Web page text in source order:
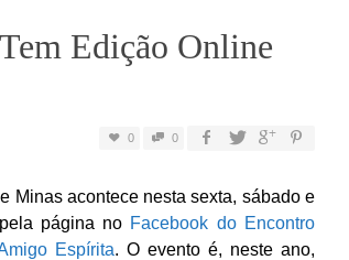
Edição Online
0 0
Minas acontece nesta sexta, sábado e
página no Facebook do Encontro
Espírita. O evento é, neste ano,